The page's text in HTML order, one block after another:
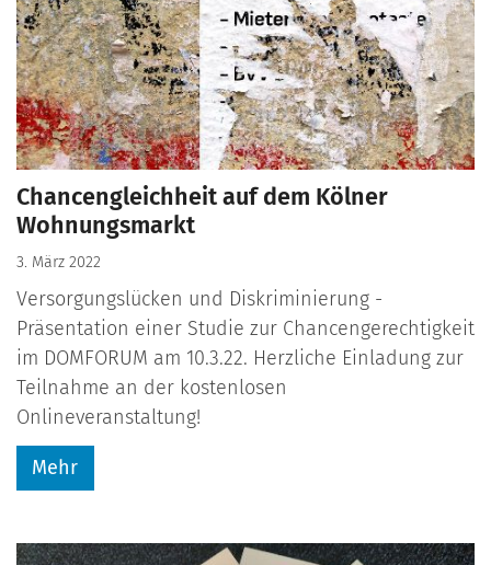
Chancengleichheit auf dem Kölner
Wohnungsmarkt
3. März 2022
Versorgungslücken und Diskriminierung -
Präsentation einer Studie zur Chancengerechtigkeit
im DOMFORUM am 10.3.22. Herzliche Einladung zur
Teilnahme an der kostenlosen
Onlineveranstaltung!
Mehr